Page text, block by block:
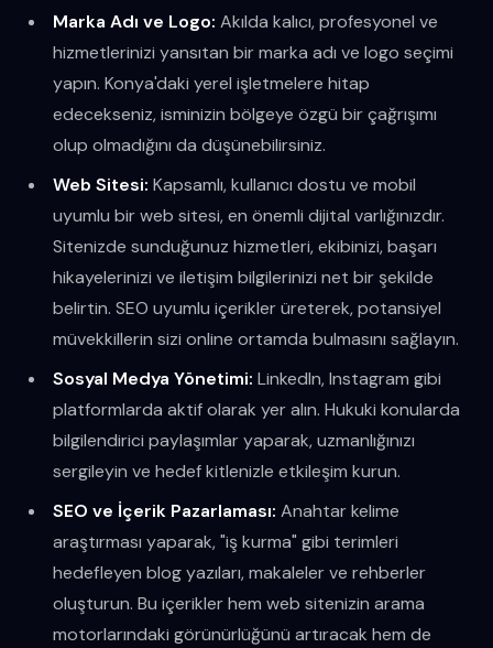
Marka Adı ve Logo: Akılda kalıcı, profesyonel ve
hizmetlerinizi yansıtan bir marka adı ve logo seçimi
yapın. Konya'daki yerel işletmelere hitap
edecekseniz, isminizin bölgeye özgü bir çağrışımı
olup olmadığını da düşünebilirsiniz.
Web Sitesi: Kapsamlı, kullanıcı dostu ve mobil
uyumlu bir web sitesi, en önemli dijital varlığınızdır.
Sitenizde sunduğunuz hizmetleri, ekibinizi, başarı
hikayelerinizi ve iletişim bilgilerinizi net bir şekilde
belirtin. SEO uyumlu içerikler üreterek, potansiyel
müvekkillerin sizi online ortamda bulmasını sağlayın.
Sosyal Medya Yönetimi: LinkedIn, Instagram gibi
platformlarda aktif olarak yer alın. Hukuki konularda
bilgilendirici paylaşımlar yaparak, uzmanlığınızı
sergileyin ve hedef kitlenizle etkileşim kurun.
SEO ve İçerik Pazarlaması: Anahtar kelime
araştırması yaparak, "iş kurma" gibi terimleri
hedefleyen blog yazıları, makaleler ve rehberler
oluşturun. Bu içerikler hem web sitenizin arama
motorlarındaki görünürlüğünü artıracak hem de